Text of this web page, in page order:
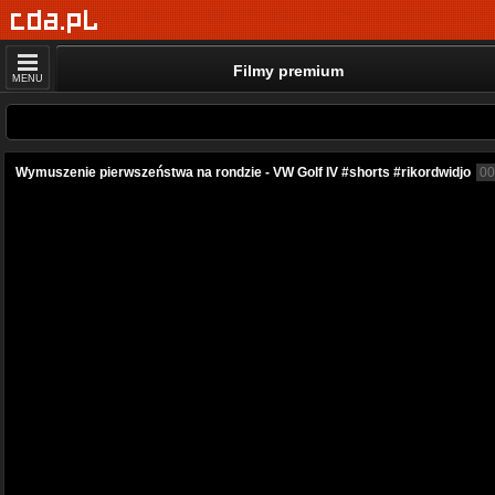
MENU Filmy premium
Wymuszenie pierwszeństwa na rondzie - VW Golf IV #shorts #rikordwidjo